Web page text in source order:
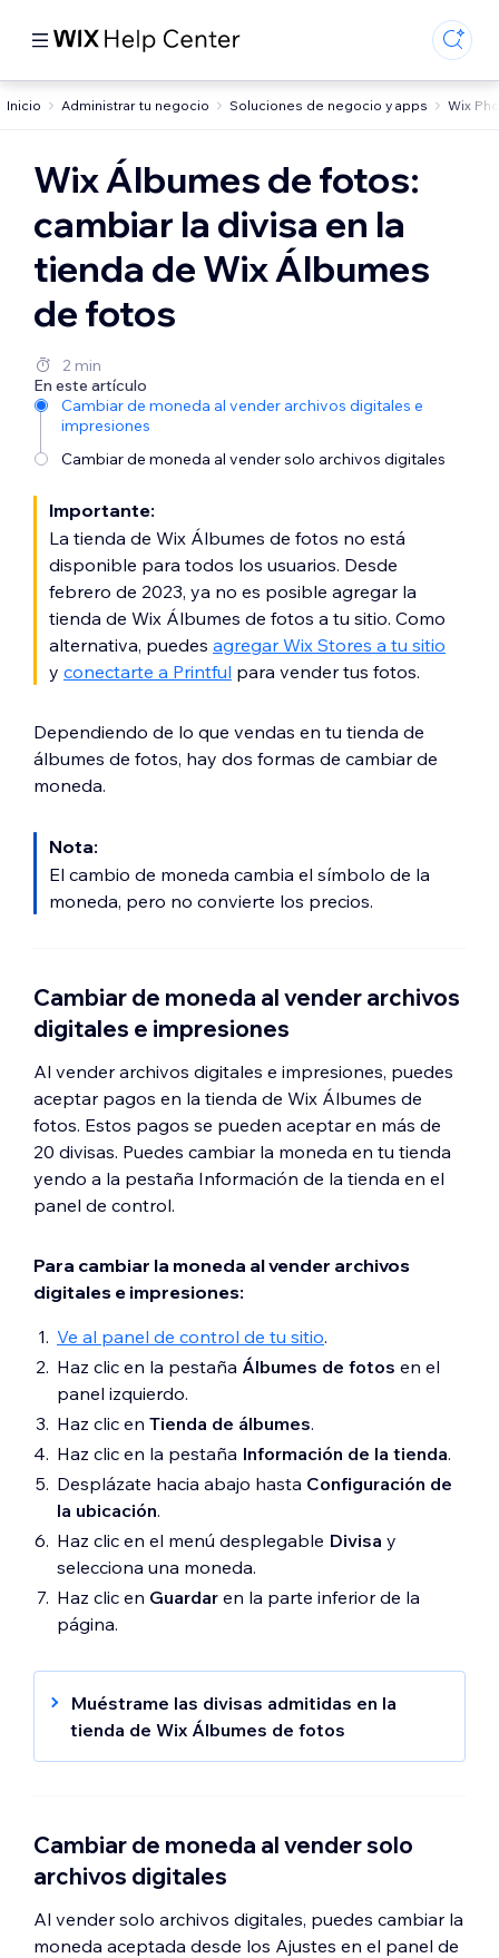
Inicio Administrar tu negocio Soluciones de negocio y apps Wix
Wix Álbumes de fotos:
cambiar la divisa en la
tienda de Wix Álbumes
de fotos
2 min
En este artículo
Cambiar de moneda al vender archivos digitales e
impresiones
Cambiar de moneda al vender solo archivos digitales
Importante:
La tienda de Wix Álbumes de fotos no está
disponible para todos los usuarios. Desde
febrero de 2023, ya no es posible agregar la
tienda de Wix Álbumes de fotos a tu sitio. Como
alternativa, puedes agregar Wix Stores a tu sitio
y conectarte a Printful para vender tus fotos.
Dependiendo de lo que vendas en tu tienda de
álbumes de fotos, hay dos formas de cambiar de
moneda.
Nota:
El cambio de moneda cambia el símbolo de la
moneda, pero no convierte los precios.
Cambiar de moneda al vender archivos
digitales e impresiones
Al vender archivos digitales e impresiones, puedes
aceptar pagos en la tienda de Wix Álbumes de
fotos. Estos pagos se pueden aceptar en más de
20 divisas. Puedes cambiar la moneda en tu tienda
yendo a la pestaña Información de la tienda en el
panel de control.
Para cambiar la moneda al vender archivos
digitales e impresiones:
Ve al panel de control de tu sitio.
Haz clic en la pestaña Álbumes de fotos en el
panel izquierdo.
Haz clic en Tienda de álbumes.
Haz clic en la pestaña Información de la tienda.
Desplázate hacia abajo hasta Configuración de
la ubicación.
Haz clic en el menú desplegable Divisa y
selecciona una moneda.
Haz clic en Guardar en la parte inferior de la
página.
Muéstrame las divisas admitidas en la
tienda de Wix Álbumes de fotos
AUD
CAD
CZK
DKK
EUR
Cambiar de moneda al vender solo
archivos digitales
Al vender solo archivos digitales, puedes cambiar la
moneda aceptada desde los Ajustes en el panel de